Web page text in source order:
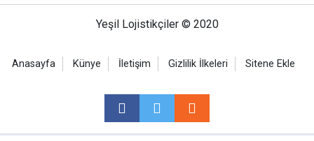
Yeşil Lojistikçiler © 2020
Anasayfa Künye İletişim Gizlilik İlkeleri Sitene Ekle